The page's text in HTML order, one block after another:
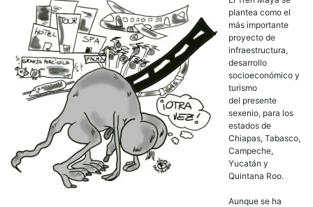
plantea como el
más importante
proyecto de
infraestructura,
desarrollo
socioeconómico y
turismo
del presente
sexenio, para los
estados de
Chiapas, Tabasco,
Campeche,
Yucatán y
Quintana Roo.
Aunque se ha